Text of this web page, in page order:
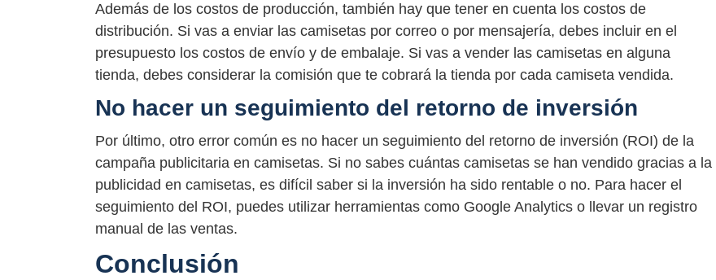
Además de los costos de producción, también hay que tener en cuenta los costos de
distribución. Si vas a enviar las camisetas por correo o por mensajería, debes incluir en el
presupuesto los costos de envío y de embalaje. Si vas a vender las camisetas en alguna
tienda, debes considerar la comisión que te cobrará la tienda por cada camiseta vendida.
No hacer un seguimiento del retorno de inversión
Por último, otro error común es no hacer un seguimiento del retorno de inversión (ROI) de la
campaña publicitaria en camisetas. Si no sabes cuántas camisetas se han vendido gracias a la
publicidad en camisetas, es difícil saber si la inversión ha sido rentable o no. Para hacer el
seguimiento del ROI, puedes utilizar herramientas como Google Analytics o llevar un registro
manual de las ventas.
Conclusión